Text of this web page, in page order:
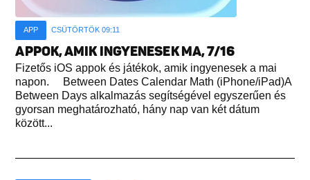
APP CSÜTÖRTÖK 09:11
APPOK, AMIK INGYENESEK MA, 7/16
Fizetős iOS appok és játékok, amik ingyenesek a mai
napon. Between Dates Calendar Math (iPhone/iPad)A
Between Days alkalmazás segítségével egyszerűen és
gyorsan meghatározható, hány nap van két dátum
között...